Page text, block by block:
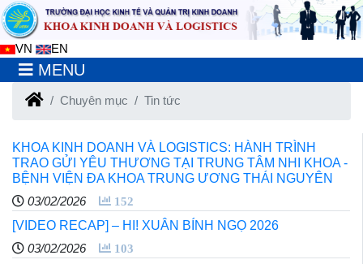
VN EN
MENU
Chuyên mục Tin tức
KHOA KINH DOANH VÀ LOGISTICS: HÀNH TRÌNH
TRAO GỬI YÊU THƯƠNG TẠI TRUNG TÂM NHI KHOA -
BỆNH VIỆN ĐA KHOA TRUNG ƯƠNG THÁI NGUYÊN
03/02/2026
152
[VIDEO RECAP] – HI! XUÂN BÍNH NGỌ 2026
03/02/2026
103